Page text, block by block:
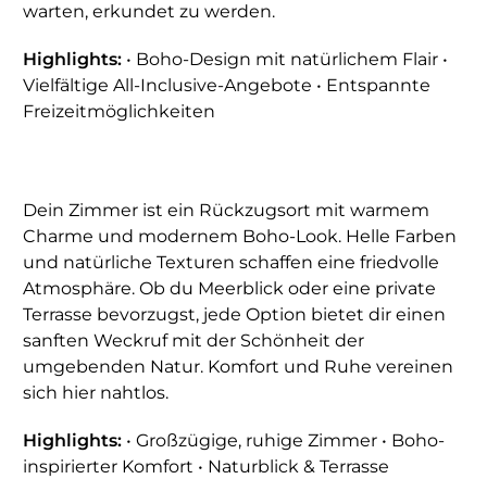
warten, erkundet zu werden.
Highlights: • Boho-Design mit natürlichem Flair •
Vielfältige All-Inclusive-Angebote • Entspannte
Freizeitmöglichkeiten
Dein Zimmer ist ein Rückzugsort mit warmem
Charme und modernem Boho-Look. Helle Farben
und natürliche Texturen schaffen eine friedvolle
Atmosphäre. Ob du Meerblick oder eine private
Terrasse bevorzugst, jede Option bietet dir einen
sanften Weckruf mit der Schönheit der
umgebenden Natur. Komfort und Ruhe vereinen
sich hier nahtlos.
Highlights: • Großzügige, ruhige Zimmer • Boho-
inspirierter Komfort • Naturblick & Terrasse